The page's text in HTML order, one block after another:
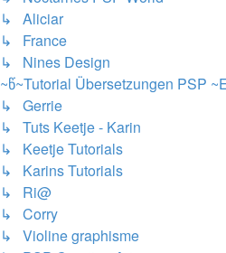
↳ Aliciar
↳ France
↳ Nines Design
~წ~Tutorial Übersetzungen PSP
↳ Gerrie
↳ Tuts Keetje - Karin
↳ Keetje Tutorials
↳ Karins Tutorials
↳ Ri@
↳ Corry
↳ Violine graphisme